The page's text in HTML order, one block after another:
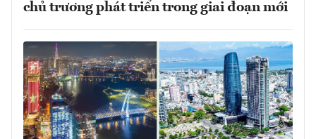
chủ trương phát triển trong giai đoạn mới